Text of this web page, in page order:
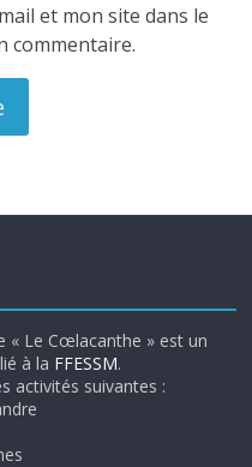
et mon site dans le
commentaire.
« Le Cœlacanthe » est un
à la FFESSM.
activités suivantes :